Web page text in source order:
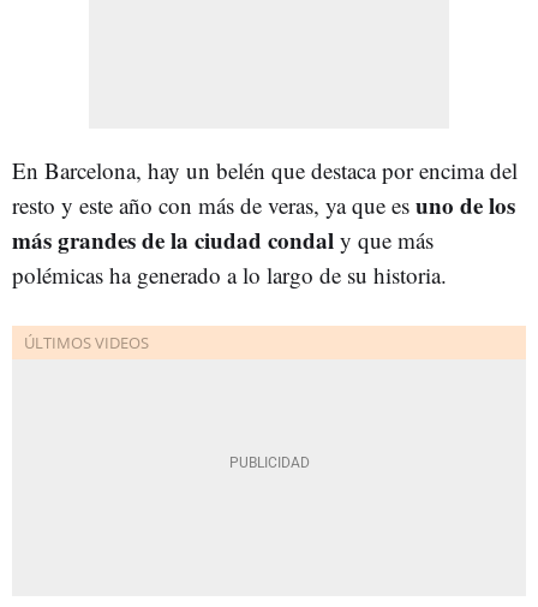
En Barcelona, hay un belén que destaca por encima del
resto y este año con más de veras, ya que es uno de los
más grandes de la ciudad condal y que más
polémicas ha generado a lo largo de su historia.